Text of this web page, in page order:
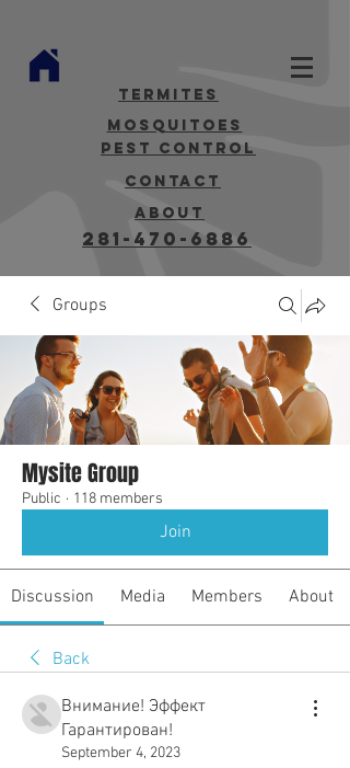
termites
mosquitoes
Pest Control
contact
about
281-470-6886
Groups
Mysite Group
Public · 118 members
Join
Discussion Media Members About
Back
Внимание! Эффект
Гарантирован!
September 4, 2023